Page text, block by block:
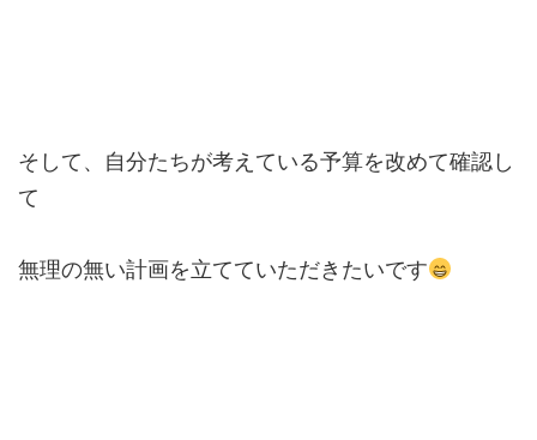
そして、自分たちが考えている予算を改めて確認し
て
無理の無い計画を立てていただきたいです